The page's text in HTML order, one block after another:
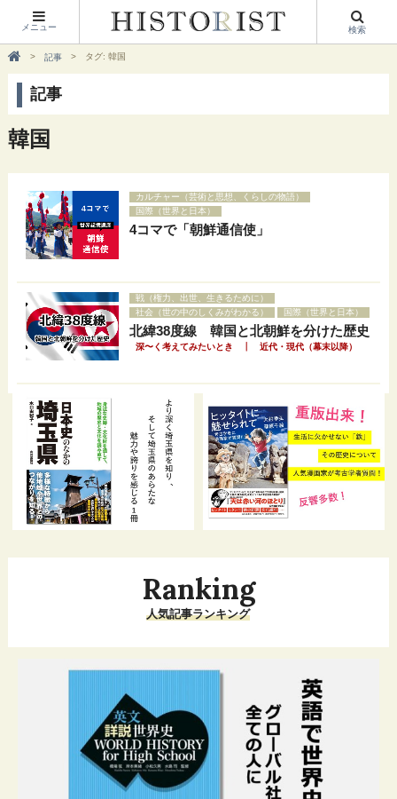
メニュー 検索
記事 タグ: 韓国
記事
韓国
カルチャー（芸術と思想、くらしの物語）
国際（世界と日本）
4コマで「朝鮮通信使」
戦（権力、出世、生きるために）
社会（世の中のしくみがわかる）
国際（世界と日本）
北緯38度線 韓国と北朝鮮を分けた歴史
深〜く考えてみたいとき 近代・現代（幕末以降）
Ranking
人気記事ランキング